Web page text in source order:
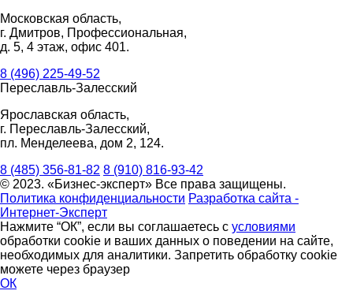
Московская область,
г. Дмитров, Профессиональная,
д. 5, 4 этаж, офис 401.
8 (496) 225-49-52
Переславль-Залесский
Ярославская область,
г. Переславль-Залесский,
пл. Менделеева, дом 2, 124.
8 (485) 356-81-82 8 (910) 816-93-42
© 2023. «Бизнес-эксперт» Все права защищены.
Политика конфиденциальности Разработка сайта -
Интернет-Эксперт
Нажмите “ОК”, если вы соглашаетесь с условиями
обработки cookie и ваших данных о поведении на сайте,
необходимых для аналитики. Запретить обработку cookie
можете через браузер
ОК